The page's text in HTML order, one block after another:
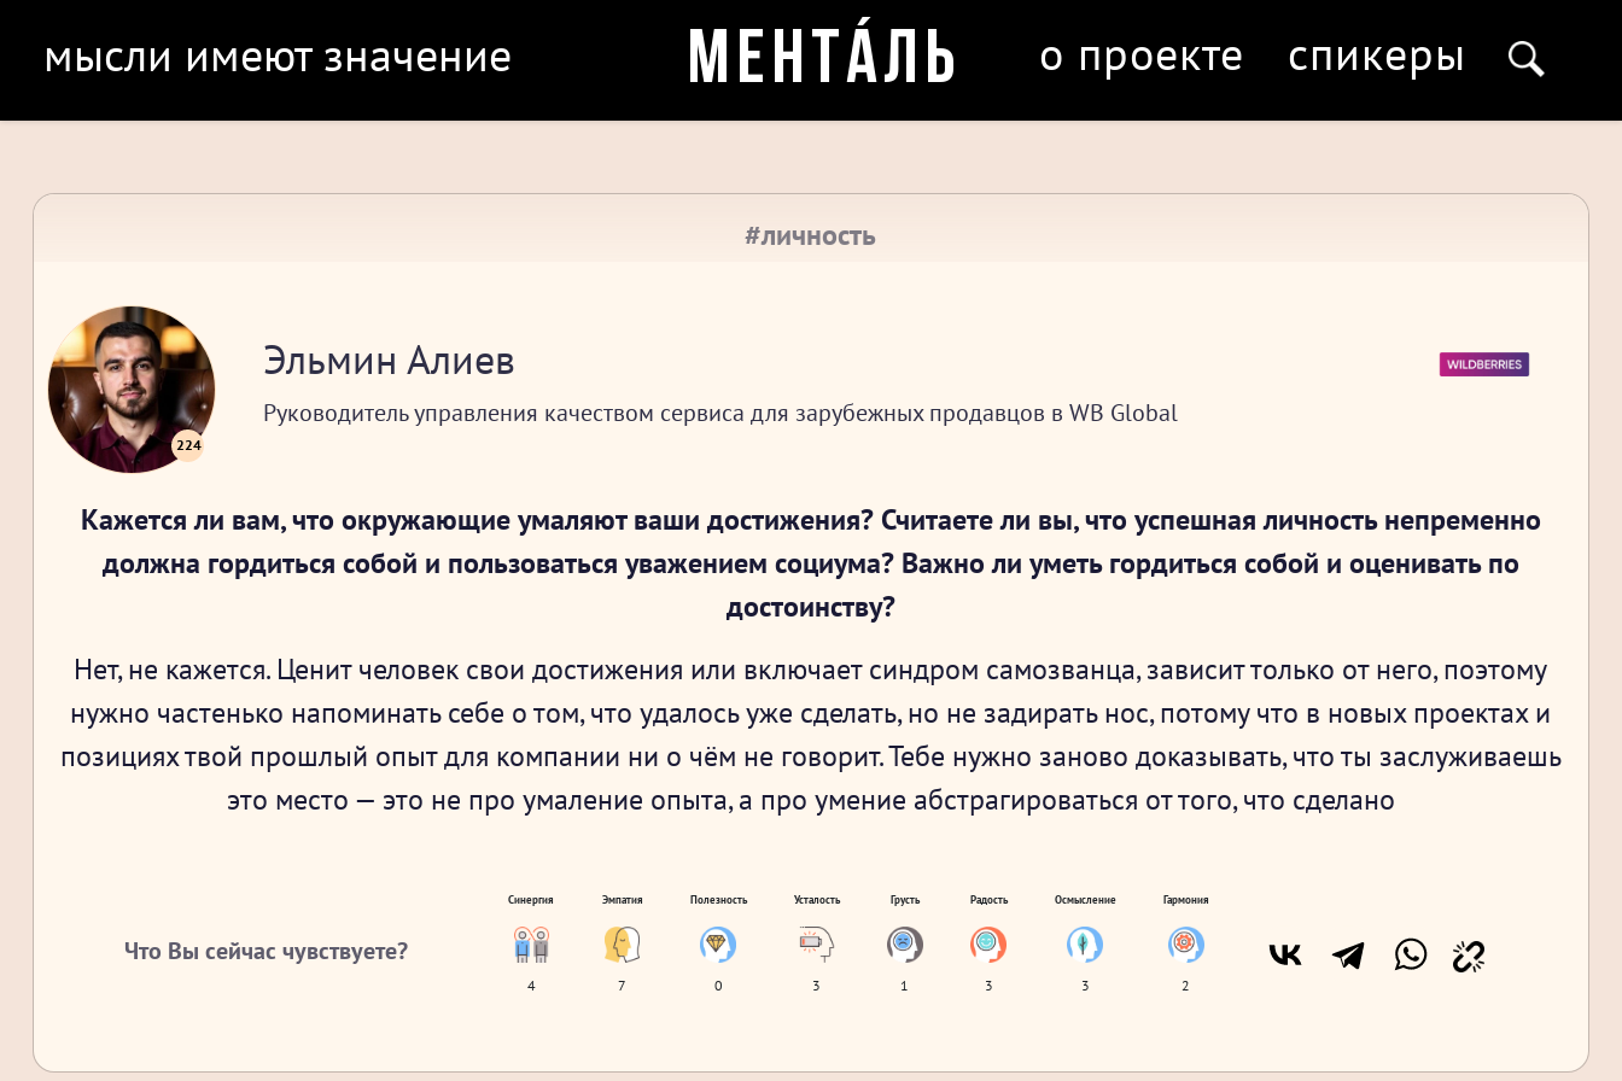
мысли имеют значение МЕНТÁЛЬ о проекте спикеры
#личность
224
Эльмин Алиев
Руководитель управления качеством сервиса для зарубежных продавцов в WB Global
Кажется ли вам, что окружающие умаляют ваши достижения? Считаете ли вы, что успешная личность непременно
должна гордиться собой и пользоваться уважением социума? Важно ли уметь гордиться собой и оценивать по
достоинству?
Нет, не кажется. Ценит человек свои достижения или включает синдром самозванца, зависит только от него, поэтому
нужно частенько напоминать себе о том, что удалось уже сделать, но не задирать нос, потому что в новых проектах и
позициях твой прошлый опыт для компании ни о чём не говорит. Тебе нужно заново доказывать, что ты заслуживаешь
это место — это не про умаление опыта, а про умение абстрагироваться от того, что сделано
Что Вы сейчас чувствуете?
Синергия
4
Эмпатия
7
Полезность
0
Усталость
3
Грусть
1
Радость
3
Осмысление
3
Гармония
2